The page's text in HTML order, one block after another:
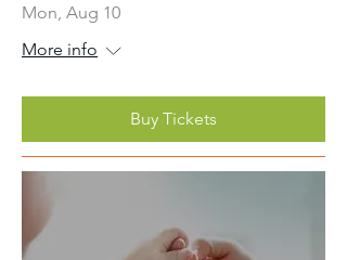
Mon, Aug 10
More info
Buy Tickets